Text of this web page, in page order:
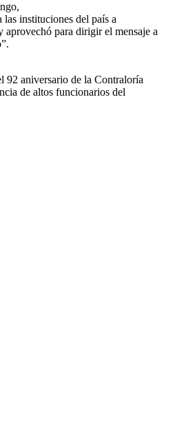
instituciones del país a
aprovechó para dirigir el mensaje a
92 aniversario de la Contraloría
de altos funcionarios del